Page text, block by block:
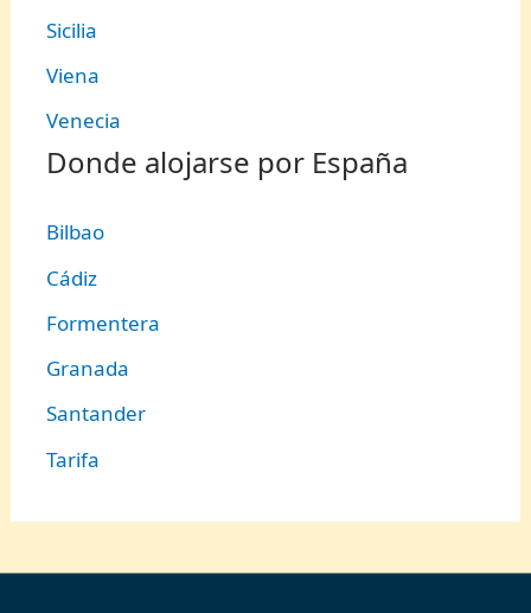
Sicilia
Viena
Venecia
Donde alojarse por España
Bilbao
Cádiz
Formentera
Granada
Santander
Tarifa